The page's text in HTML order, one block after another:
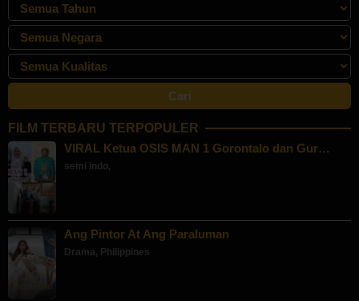
FILM TERBARU TERPOPULER
VIRAL Ketua OSIS MAN 1 Gorontalo dan Gur…
semi indo,
Ang Pintor At Ang Paraluman
Drama, Philippines